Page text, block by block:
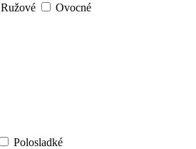
Ružové Ovocné
Polosladké